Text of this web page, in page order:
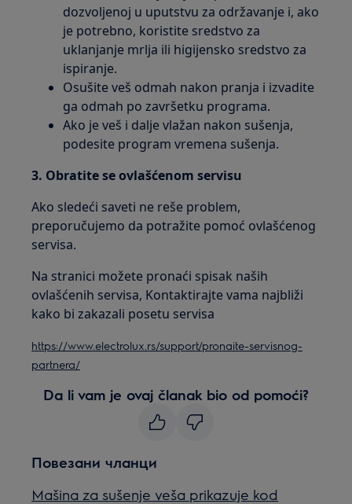
dozvoljenoj u uputstvu za održavanje i, ako
je potrebno, koristite sredstvo za
uklanjanje mrlja ili higijensko sredstvo za
ispiranje.
Osušite veš odmah nakon pranja i izvadite
ga odmah po završetku programa.
Ako je veš i dalje vlažan nakon sušenja,
podesite program vremena sušenja.
3. Obratite se ovlašćenom servisu
Ako sledeći saveti ne reše problem,
preporučujemo da potražite pomoć ovlašćenog
servisa.
Na stranici možete pronaći spisak naših
ovlašćenih servisa, Kontaktirajte vama najbliži
kako bi zakazali posetu servisa
https://www.electrolux.rs/support/pronaite-servisnog-
partnera/
Da li vam je ovaj članak bio od pomoći?
Повезани чланци
Mašina za sušenje veša prikazuje kod